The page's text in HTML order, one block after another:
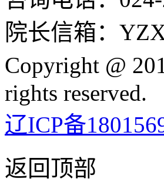
院长信箱：
Copyright @
rights reserved.
辽ICP备
返回顶部